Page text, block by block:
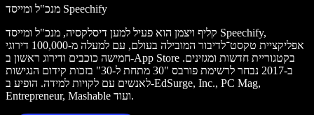
מנכ"ל ומייסד Speechify
קליף ויצמן הוא פעיל למען דיסלקסיה, מנכ"ל ומייסד Speechify,
אפליקציית טקסט־לדיבור המובילה בעולם, עם למעלה מ-100,000 דירוגי
חמישה כוכבים ודירוג ראשון ב-App Store בקטגוריית חדשות ומגזינים.
ב-2017 נבחר לרשימת פורבס "30 מתחת ל-30" בזכות קידום הנגישות
לאנשים עם לקויות למידה. הופיע ב-EdSurge, Inc., PC Mag,
Entrepreneur, Mashable ועוד.